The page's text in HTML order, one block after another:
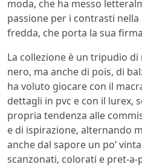
moda, che ha messo
passione per i contrasti
fredda, che porta la sua
La collezione è un tripudio di
nero, ma anche di pois, di
ha voluto giocare con il
dettagli in pvc e con il lurex,
propria tendenza alle
e di ispirazione, alternando
anche dal sapore un po’
scanzonati, colorati e pret-a-